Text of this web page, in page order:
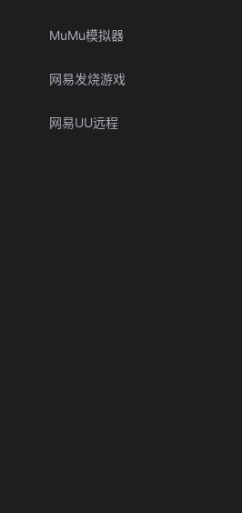
MuMu模拟器
网易发烧游戏
网易UU远程